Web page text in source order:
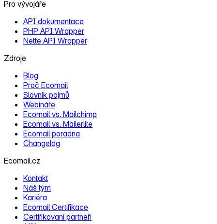
Pro vývojáře
API dokumentace
PHP API Wrapper
Nette API Wrapper
Zdroje
Blog
Proč Ecomail
Slovník pojmů
Webináře
Ecomail vs. Mailchimp
Ecomail vs. Mailerlite
Ecomail poradna
Changelog
Ecomail.cz
Kontakt
Náš tým
Kariéra
Ecomail Certifikace
Certifikovaní partneři